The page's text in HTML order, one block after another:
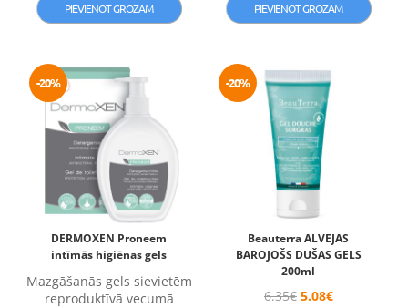
PIEVIENOT GROZAM PIEVIENOT GROZAM
-20%
DERMOXEN Proneem
intīmās higiēnas gels
Mazgāšanās gels sievietēm
reproduktīvā vecumā
-20%
Beauterra ALVEJAS
BAROJOŠS DUŠAS GELS
200ml
6.35€ 5.08€